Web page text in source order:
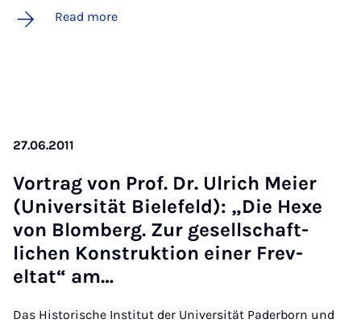
Read more
27.06.2011
Vor­trag von Prof. Dr. Ul­rich Mei­er
(Uni­versität Biele­feld): „Die Hexe
von Blomberg. Zur gesell­schaft­
lichen Kon­struk­tion ein­er Frev­
eltat“ am…
Das Historische Institut der Universität Paderborn und